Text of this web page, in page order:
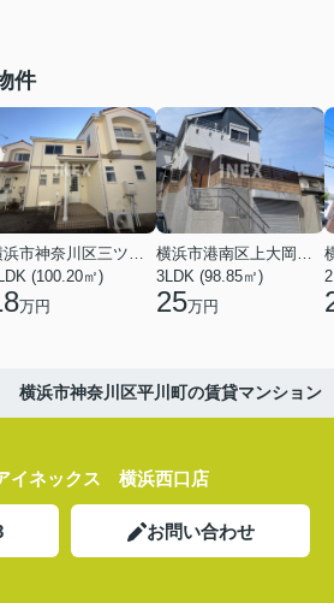
件
横浜市神奈川区三ツ沢上町
(100.20㎡)
万円
横浜市港南区上大岡東２丁目
3LDK (98.85㎡)
25万円
横浜市神奈川区平川町の賃貸マンション
イネックス 横浜西口店
お問い合わせ